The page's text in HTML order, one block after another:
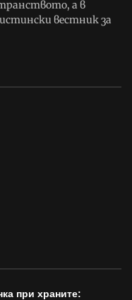
а в
вестник за
при храните: